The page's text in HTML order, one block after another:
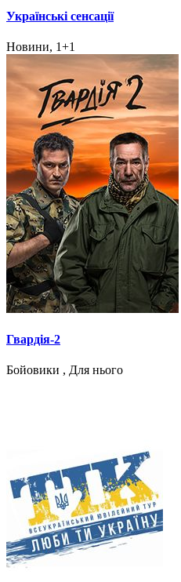
Українські сенсації
Новини, 1+1
Гвардія-2
Бойовики , Для нього